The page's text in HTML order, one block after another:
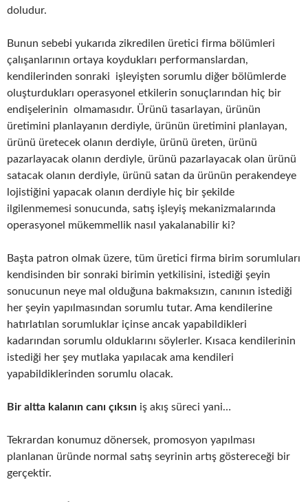
doludur.
Bunun sebebi yukarıda zikredilen üretici firma bölümleri
çalışanlarının ortaya koydukları performanslardan,
kendilerinden sonraki işleyişten sorumlu diğer bölümlerde
oluşturdukları operasyonel etkilerin sonuçlarından hiç bir
endişelerinin olmamasıdır. Ürünü tasarlayan, ürünün
üretimini planlayanın derdiyle, ürünün üretimini planlayan,
ürünü üretecek olanın derdiyle, ürünü üreten, ürünü
pazarlayacak olanın derdiyle, ürünü pazarlayacak olan ürünü
satacak olanın derdiyle, ürünü satan da ürünün perakendeye
lojistiğini yapacak olanın derdiyle hiç bir şekilde
ilgilenmemesi sonucunda, satış işleyiş mekanizmalarında
operasyonel mükemmellik nasıl yakalanabilir ki?
Başta patron olmak üzere, tüm üretici firma birim sorumluları
kendisinden bir sonraki birimin yetkilisini, istediği şeyin
sonucunun neye mal olduğuna bakmaksızın, canının istediği
her şeyin yapılmasından sorumlu tutar. Ama kendilerine
hatırlatılan sorumluklar içinse ancak yapabildikleri
kadarından sorumlu olduklarını söylerler. Kısaca kendilerinin
istediği her şey mutlaka yapılacak ama kendileri
yapabildiklerinden sorumlu olacak.
Bir altta kalanın canı çıksın iş akış süreci yani…
Tekrardan konumuz dönersek, promosyon yapılması
planlanan üründe normal satış seyrinin artış göstereceği bir
gerçektir.